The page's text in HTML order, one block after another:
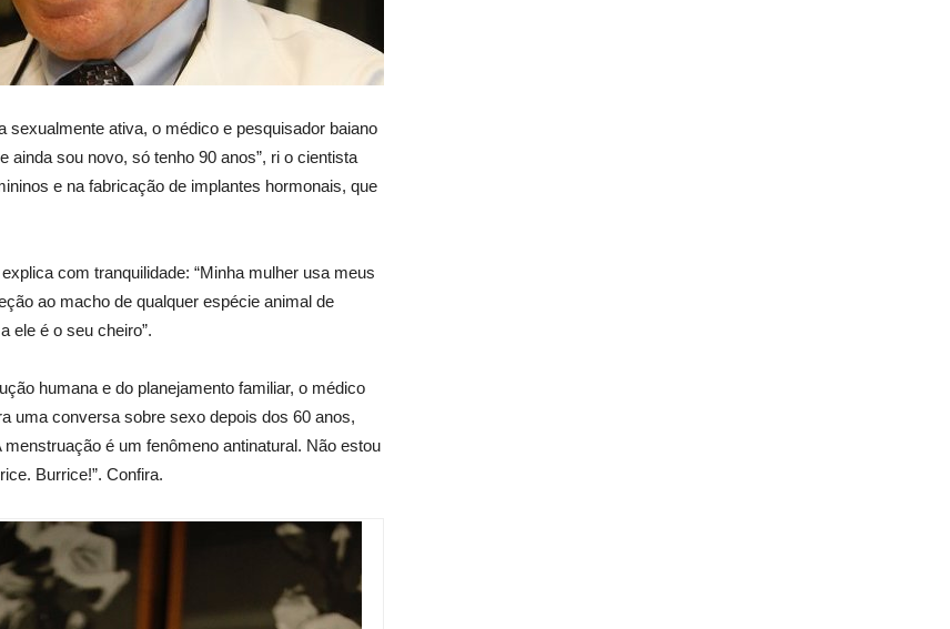
ativa, o médico e pesquisador baiano
ainda sou novo, só tenho 90 anos”, ri o cientista
e na fabricação de implantes hormonais, que
com tranquilidade: “Minha mulher usa meus
ao macho de qualquer espécie animal de
ele é o seu cheiro”.
humana e do planejamento familiar, o médico
uma conversa sobre sexo depois dos 60 anos,
é um fenômeno antinatural. Não estou
Burrice!”. Confira.